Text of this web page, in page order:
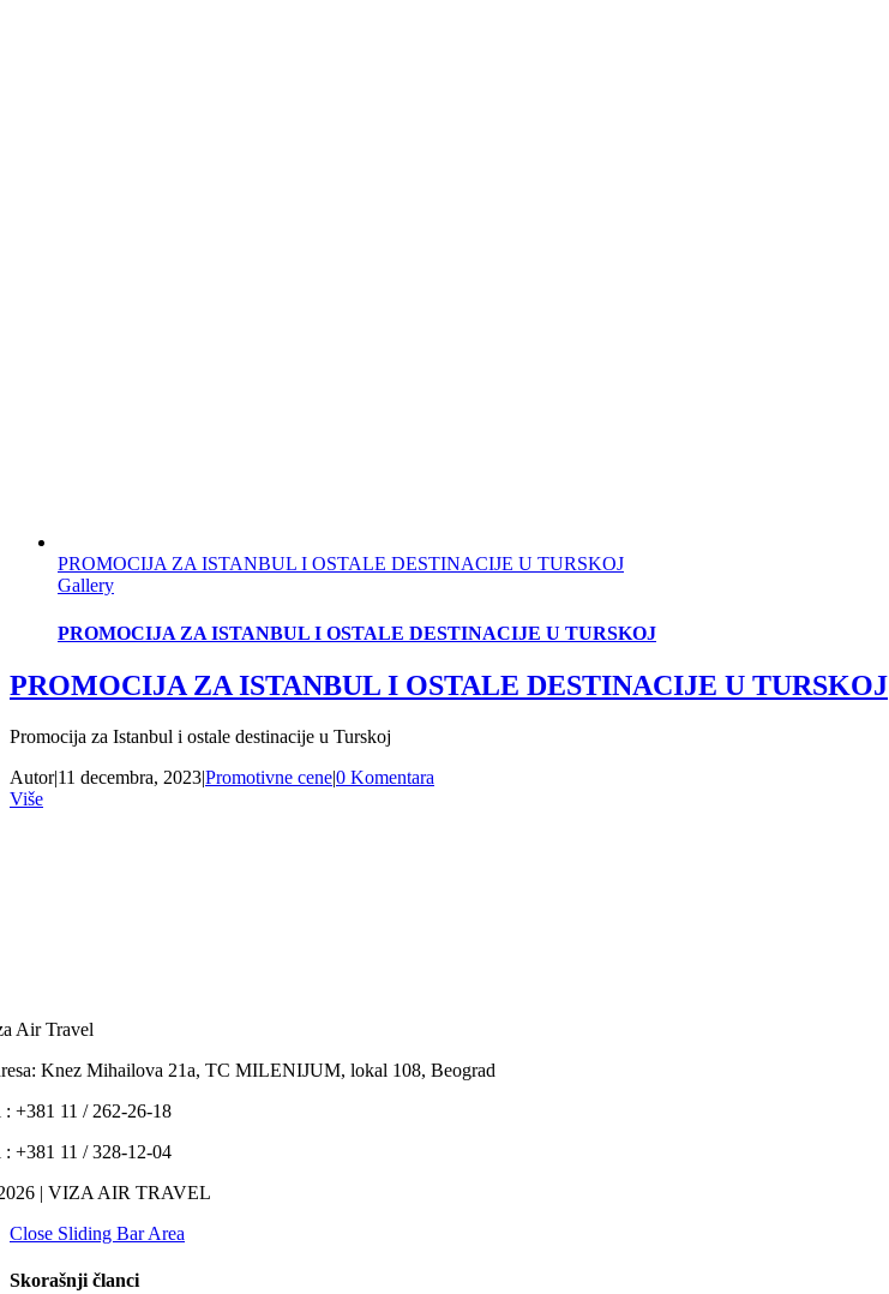
PROMOCIJA ZA ISTANBUL I OSTALE DESTINACIJE U TURSKOJ
Gallery
PROMOCIJA ZA ISTANBUL I OSTALE DESTINACIJE U TURSKOJ
PROMOCIJA ZA ISTANBUL I OSTALE DESTINACIJE U TURSKOJ
Promocija za Istanbul i ostale destinacije u Turskoj
Autor|11 decembra, 2023|Promotivne cene|0 Komentara
Više
Air Travel
Knez Mihailova 21a, TC MILENIJUM, lokal 108, Beograd
: +381 11 / 262-26-18
: +381 11 / 328-12-04
| VIZA AIR TRAVEL
Close Sliding Bar Area
Skorašnji članci